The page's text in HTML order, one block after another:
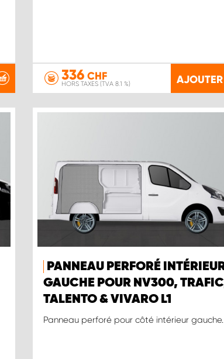
336CHF
HORS TAXES (TVA 8.1 %) AJOUTER
PANNEAU PERFORÉ
GAUCHE POUR NV300,
TALENTO & VIVARO L1
Panneau perforé pour côté intérieur gauche.